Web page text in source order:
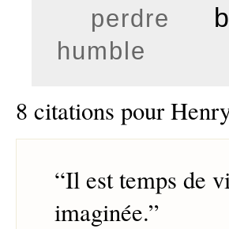
perdre
humble
8 citations pour
“Il est temps de
imaginée.”